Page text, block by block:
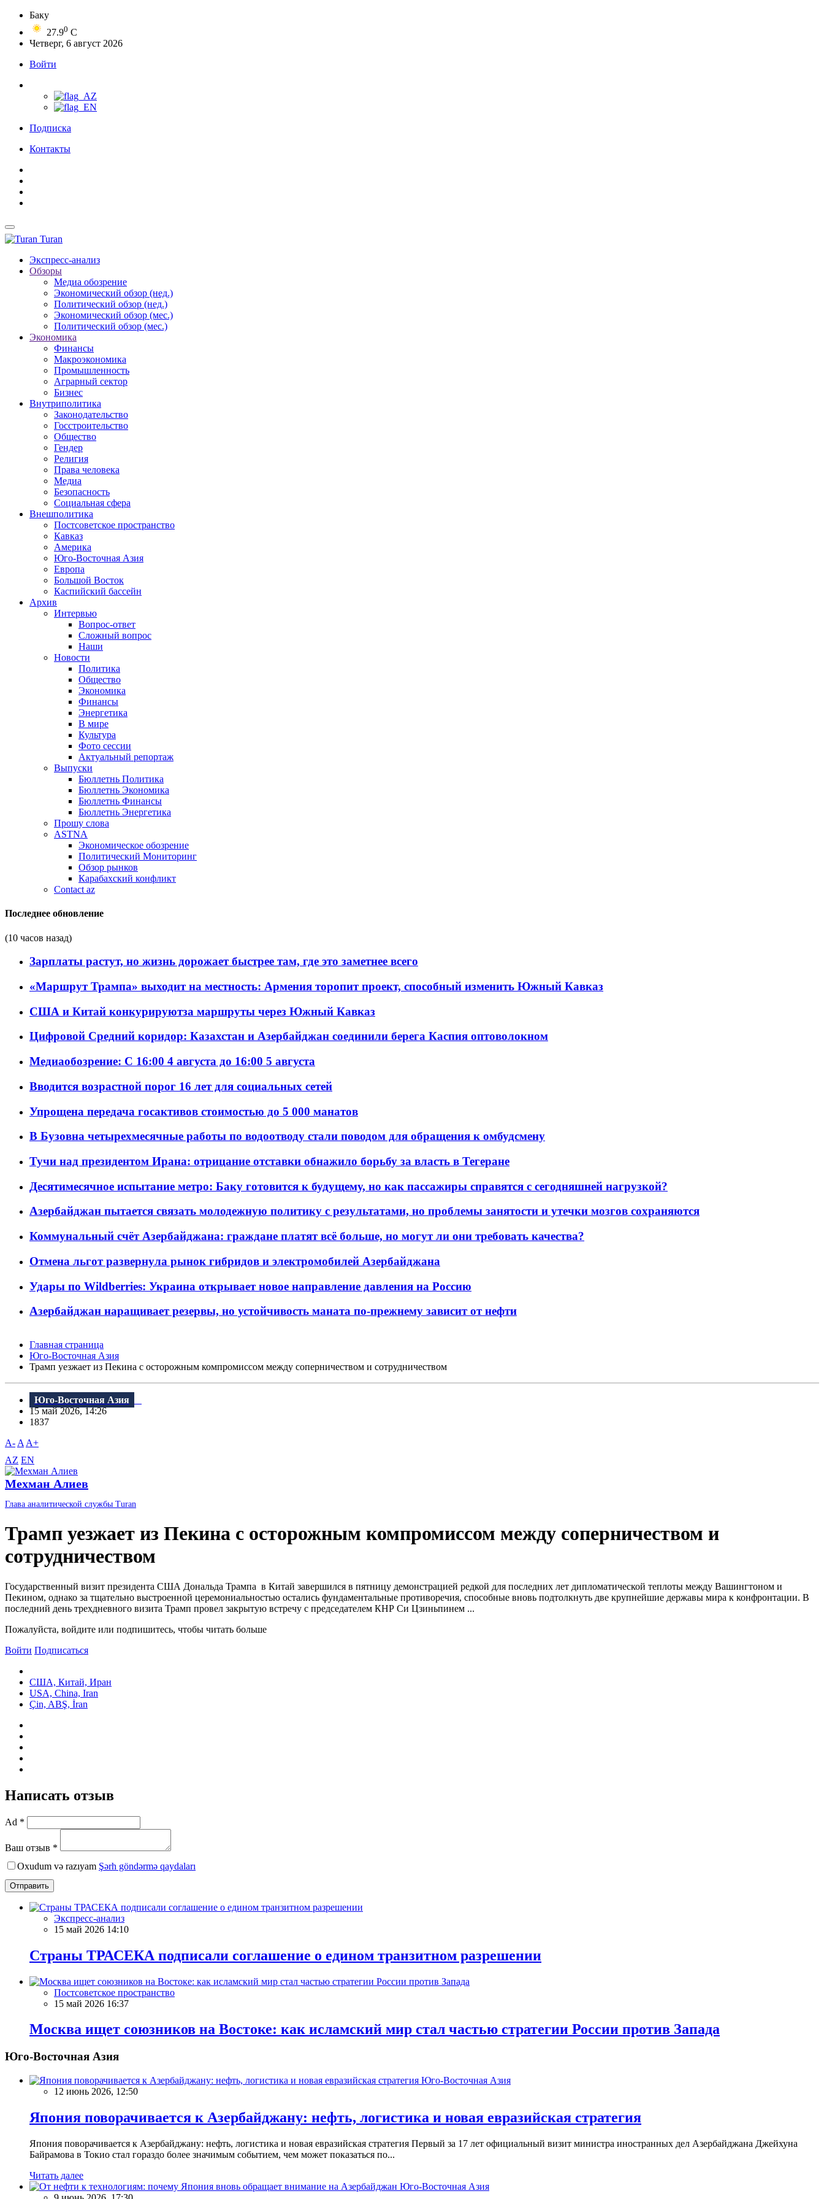
Баку
27.90 C
Четверг, 6 август 2026
Войти
Подписка
Контакты
Turan
Экспресс-анализ
Обзоры
Медиа обозрение
Экономический обзор (нед.)
Политический обзор (нед.)
Экономический обзор (мес.)
Политический обзор (мес.)
Экономика
Финансы
Макроэкономика
Промышленность
Аграрный сектор
Бизнес
Внутриполитика
Законодательство
Госстроительство
Общество
Гендер
Религия
Права человека
Медиа
Безопасность
Социальная сфера
Внешполитика
Постсоветское пространство
Кавказ
Америка
Юго-Восточная Азия
Европа
Большой Восток
Каспийский бассейн
Архив
Интервью
Вопрос-ответ
Сложный вопрос
Наши
Новости
Политика
Общество
Экономика
Финансы
Энергетика
В мире
Культура
Фото сессии
Актуальный репортаж
Выпуски
Бюллетнь Политика
Бюллетнь Экономика
Бюллетнь Финансы
Бюллетнь Энергетика
Прошу слова
ASTNA
Экономическое обозрение
Политический Мониторинг
Обзор рынков
Карабахский конфликт
Contact az
Последнее обновление
(10 часов назад)
Зарплаты растут, но жизнь дорожает быстрее там, где это заметнее всего
«Маршрут Трампа» выходит на местность: Армения торопит проект, способный изменить Южный Кавказ
США и Китай конкурируютза маршруты через Южный Кавказ
Цифровой Средний коридор: Казахстан и Азербайджан соединили берега Каспия оптоволокном
Медиаобозрение: С 16:00 4 августа до 16:00 5 августа
Вводится возрастной порог 16 лет для социальных сетей
Упрощена передача госактивов стоимостью до 5 000 манатов
В Бузовна четырехмесячные работы по водоотводу стали поводом для обращения к омбудсмену
Тучи над президентом Ирана: отрицание отставки обнажило борьбу за власть в Тегеране
Десятимесячное испытание метро: Баку готовится к будущему, но как пассажиры справятся с сегодняшней нагрузкой?
Азербайджан пытается связать молодежную политику с результатами, но проблемы занятости и утечки мозгов сохраняются
Коммунальный счёт Азербайджана: граждане платят всё больше, но могут ли они требовать качества?
Отмена льгот развернула рынок гибридов и электромобилей Азербайджана
Удары по Wildberries: Украина открывает новое направление давления на Россию
Азербайджан наращивает резервы, но устойчивость маната по-прежнему зависит от нефти
Главная страница
Юго-Восточная Азия
Трамп уезжает из Пекина с осторожным компромиссом между соперничеством и сотрудничеством
Юго-Восточная Азия
15 май 2026, 14:26
1837
A- A A+
AZ EN
Мехман Алиев
Глава аналитической службы Turan
Трамп уезжает из Пекина с осторожным компромиссом между соперничеством и
сотрудничеством
Государственный визит президента США Дональда Трампа в Китай завершился в пятницу демонстрацией редкой для последних лет дипломатической теплоты между Вашингтоном и
Пекином, однако за тщательно выстроенной церемониальностью остались фундаментальные противоречия, способные вновь подтолкнуть две крупнейшие державы мира к конфронтации. В
последний день трехдневного визита Трамп провел закрытую встречу с председателем КНР Си Цзиньпинем ...
Пожалуйста, войдите или подпишитесь, чтобы читать больше
Войти Подписаться
США, Китай, Иран
USA, China, Iran
Çin, ABŞ, İran
Написать отзыв
Ad *
Ваш отзыв *
Oxudum və razıyam Şərh göndərmə qaydaları
Отправить
Экспресс-анализ
15 май 2026 14:10
Страны ТРАСЕКА подписали соглашение о едином транзитном разрешении
Постсоветское пространство
15 май 2026 16:37
Москва ищет союзников на Востоке: как исламский мир стал частью стратегии России против Запада
Юго-Восточная Азия
Юго-Восточная Азия
12 июнь 2026, 12:50
Япония поворачивается к Азербайджану: нефть, логистика и новая евразийская стратегия
Япония поворачивается к Азербайджану: нефть, логистика и новая евразийская стратегия Первый за 17 лет официальный визит министра иностранных дел Азербайджана Джейхуна
Байрамова в Токио стал гораздо более значимым событием, чем может показаться по...
Читать далее
Юго-Восточная Азия